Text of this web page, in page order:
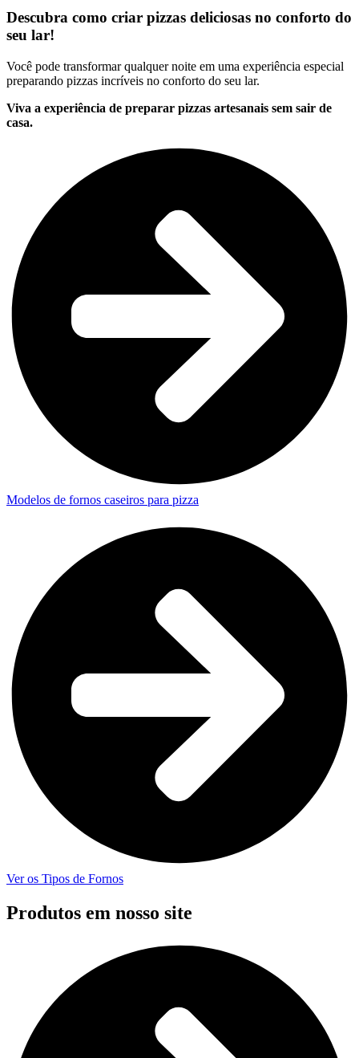
Descubra como criar pizzas deliciosas no conforto do
seu lar!
Você pode transformar qualquer noite em uma experiência especial
preparando pizzas incríveis no conforto do seu lar.
Viva a experiência de preparar pizzas artesanais sem sair de
casa.
Modelos de fornos caseiros para pizza
Ver os Tipos de Fornos
Produtos em nosso site